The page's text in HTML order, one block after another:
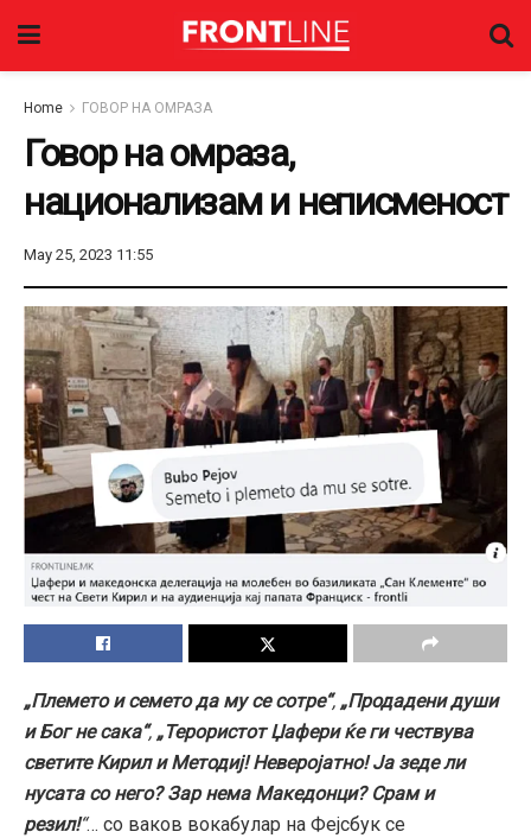
Home ГОВОР НА ОМРАЗА
Говор на омраза,
национализам и неписменост
May 25, 2023 11:55
„Племето и семето да му се сотре“, „Продадени души
и Бог не сака“, „Терористот Џафери ќе ги чествува
светите Кирил и Методиј! Неверојатно! Ја зеде ли
нусата со него? Зар нема Македонци? Срам и
резил!“… со ваков вокабулар на Фејсбук се